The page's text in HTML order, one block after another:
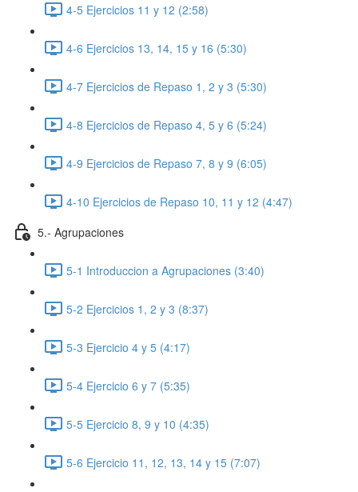
4-5 Ejercicios 11 y 12 (2:58)
4-6 Ejercicios 13, 14, 15 y 16 (5:30)
4-7 Ejercicios de Repaso 1, 2 y 3 (5:30)
4-8 Ejercicios de Repaso 4, 5 y 6 (5:24)
4-9 Ejercicios de Repaso 7, 8 y 9 (6:05)
4-10 Ejercicios de Repaso 10, 11 y 12 (4:47)
5.- Agrupaciones
5-1 Introduccion a Agrupaciones (3:40)
5-2 Ejercicios 1, 2 y 3 (8:37)
5-3 Ejercicio 4 y 5 (4:17)
5-4 Ejercicio 6 y 7 (5:35)
5-5 Ejercicio 8, 9 y 10 (4:35)
5-6 Ejercicio 11, 12, 13, 14 y 15 (7:07)